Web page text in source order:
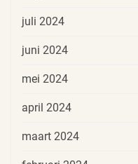
juli 2024
juni 2024
mei 2024
april 2024
maart 2024